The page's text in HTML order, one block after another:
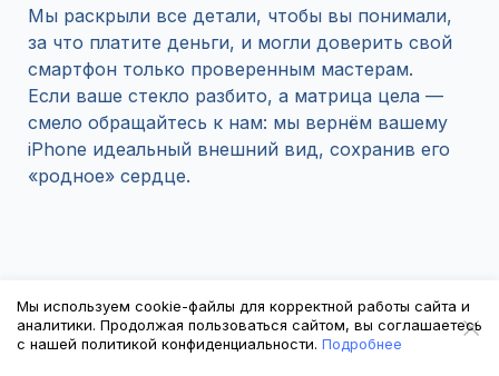
Мы раскрыли все детали, чтобы вы понимали,
за что платите деньги, и могли доверить свой
смартфон только проверенным мастерам.
Если ваше стекло разбито, а матрица цела —
смело обращайтесь к нам: мы вернём вашему
iPhone идеальный внешний вид, сохранив его
«родное» сердце.
Мы используем cookie-файлы для корректной работы сайта и
аналитики. Продолжая пользоваться сайтом, вы соглашаетесь
с нашей политикой конфиденциальности. Подробнее